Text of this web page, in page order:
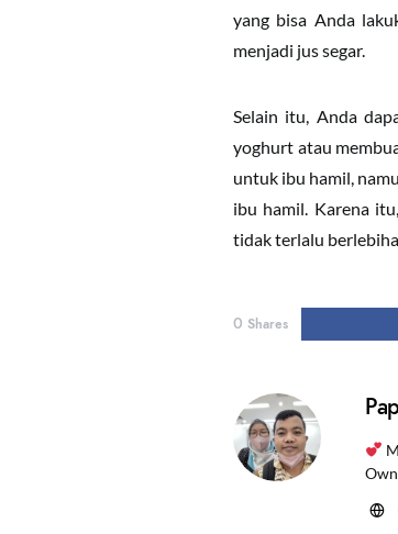
yang bisa Anda
menjadi jus segar.
Selain itu, Anda
yoghurt atau
untuk ibu hamil,
ibu hamil. Karena
tidak terlalu
0 Shares